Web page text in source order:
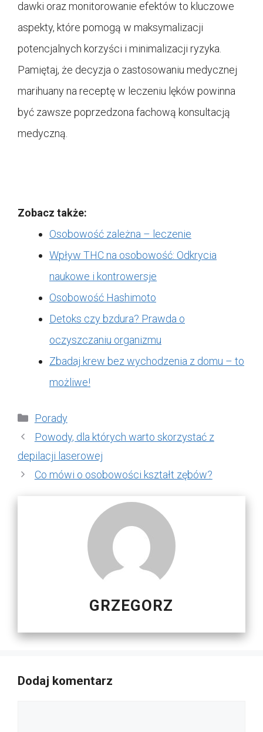
dawki oraz monitorowanie efektów to kluczowe
aspekty, które pomogą w maksymalizacji
potencjalnych korzyści i minimalizacji ryzyka.
Pamiętaj, że decyzja o zastosowaniu medycznej
marihuany na receptę w leczeniu lęków powinna
być zawsze poprzedzona fachową konsultacją
medyczną.
Zobacz także:
Osobowość zależna – leczenie
Wpływ THC na osobowość: Odkrycia
naukowe i kontrowersje
Osobowość Hashimoto
Detoks czy bzdura? Prawda o
oczyszczaniu organizmu
Zbadaj krew bez wychodzenia z domu – to
możliwe!
Kategorie
Porady
Powody, dla których warto skorzystać z
depilacji laserowej
Co mówi o osobowości kształt zębów?
GRZEGORZ
Dodaj komentarz